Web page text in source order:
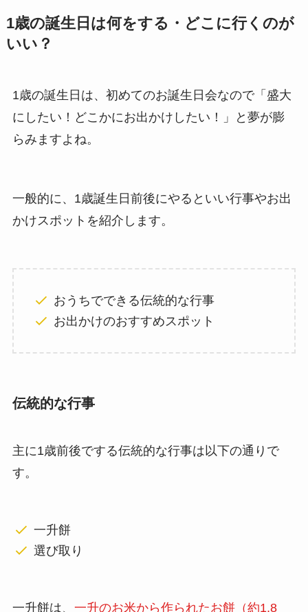
1歳の誕生日は何をする・どこに行くのが
いい？
1歳の誕生日は、初めてのお誕生日会なので「盛大
にしたい！どこかにお出かけしたい！」と夢が膨
らみますよね。
一般的に、1歳誕生日前後にやるといい行事やお出
かけスポットを紹介します。
おうちでできる伝統的な行事
お出かけのおすすめスポット
伝統的な行事
主に1歳前後でする伝統的な行事は以下の通りで
す。
一升餅
選び取り
一升餅は、 一升のお米から作られたお餅（約1,8